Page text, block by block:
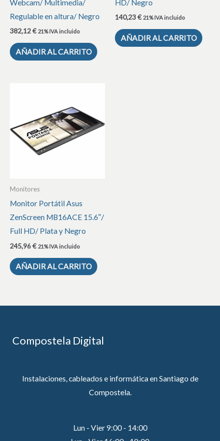
Webcam/ Multimedia/
Regulable en altura/ Negro
382,12€ 21% IVA incluido
AÑADIR AL CARRITO
HD/ Negro
140,23€ 21% IVA incluido
AÑADIR AL CARRITO
Monitores
Monitor Portátil Asus
ZenScreen MB16ACE 15.6″/
Full HD/ Plata y Negro
245,96€ 21% IVA incluido
AÑADIR AL CARRITO
Compostela Digital
Instalaciones, cableados e informática en Santiago de
Compostela.
Lun - Vier 9:00 - 14:00